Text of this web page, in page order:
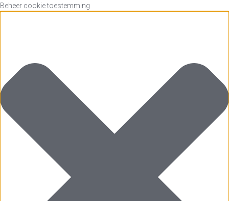
Beheer cookie toestemming